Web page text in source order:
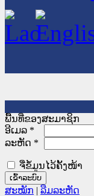
ພື້ນທີ່ຂອງສະມາຊິກ
ອີເມລ *
ລະຫັດ *
ຈື່ຂໍ້ມູນໄວ້ຄັ້ງໜ້າ
ສະໝັກ | ລືມລະຫັດ